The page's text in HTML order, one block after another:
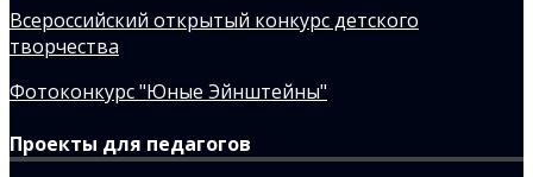
Всероссийский открытый конкурс детского
творчества
Фотоконкурс "Юные Эйнштейны"
Проекты для педагогов